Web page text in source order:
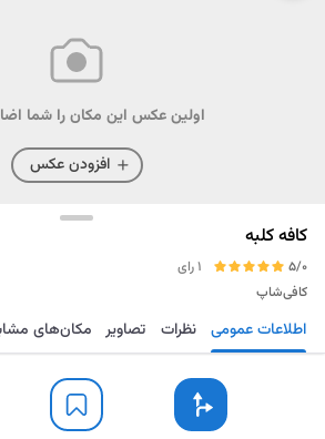
اولین عکس این مکان را شما
افزودن عکس
کافه کلبه
5/0
1 رای
کافی‌شاپ
مسیریابی ذخیره ارسال اطلاعات عمومی نظرات تصاویر مکان‌های